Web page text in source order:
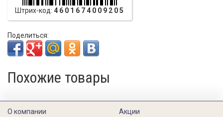
Штрих-код: 4601674009205
Поделиться:
Похожие товары
О компании
Акции